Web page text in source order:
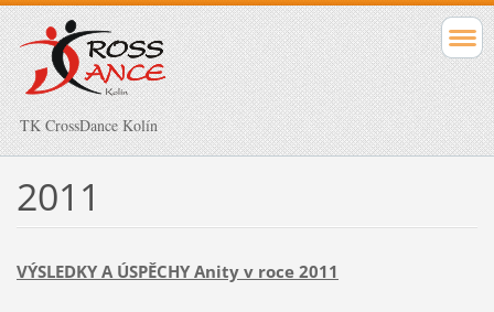
TK CrossDance Kolín
2011
VÝSLEDKY A ÚSPĚCHY Anity v roce 2011